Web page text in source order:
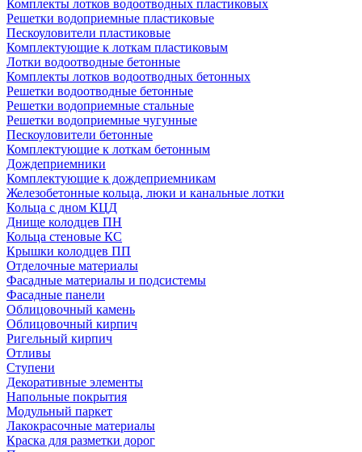
Комплекты лотков водоотводных пластиковых
Решетки водоприемные пластиковые
Пескоуловители пластиковые
Комплектующие к лоткам пластиковым
Лотки водоотводные бетонные
Комплекты лотков водоотводных бетонных
Решетки водоотводные бетонные
Решетки водоприемные стальные
Решетки водоприемные чугунные
Пескоуловители бетонные
Комплектующие к лоткам бетонным
Дождеприемники
Комплектующие к дождеприемникам
Железобетонные кольца, люки и канальные лотки
Кольца с дном КЦД
Днище колодцев ПН
Кольца стеновые КС
Крышки колодцев ПП
Отделочные материалы
Фасадные материалы и подсистемы
Фасадные панели
Облицовочный камень
Облицовочный кирпич
Ригельный кирпич
Отливы
Ступени
Декоративные элементы
Напольные покрытия
Модульный паркет
Лакокрасочные материалы
Краска для разметки дорог